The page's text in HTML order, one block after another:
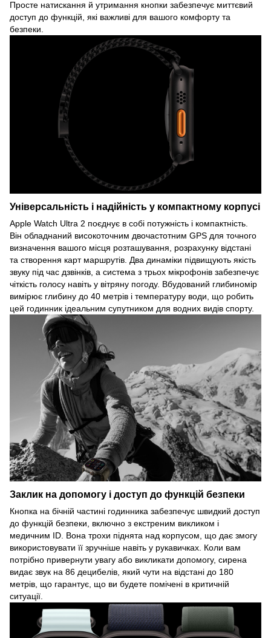
Просте натискання й утримання кнопки забезпечує миттєвий
доступ до функцій, які важливі для вашого комфорту та
безпеки.
Універсальність і надійність у компактному корпусі
Apple Watch Ultra 2 поєднує в собі потужність і компактність.
Він обладнаний високоточним двочастотним GPS для точного
визначення вашого місця розташування, розрахунку відстані
та створення карт маршрутів. Два динаміки підвищують якість
звуку під час дзвінків, а система з трьох мікрофонів забезпечує
чіткість голосу навіть у вітряну погоду. Вбудований глибиномір
вимірює глибину до 40 метрів і температуру води, що робить
цей годинник ідеальним супутником для водних видів спорту.
Заклик на допомогу і доступ до функцій безпеки
Кнопка на бічній частині годинника забезпечує швидкий доступ
до функцій безпеки, включно з екстреним викликом і
медичним ID. Вона трохи піднята над корпусом, що дає змогу
використовувати її зручніше навіть у рукавичках. Коли вам
потрібно привернути увагу або викликати допомогу, сирена
видає звук на 86 децибелів, який чути на відстані до 180
метрів, що гарантує, що ви будете помічені в критичній
ситуації.